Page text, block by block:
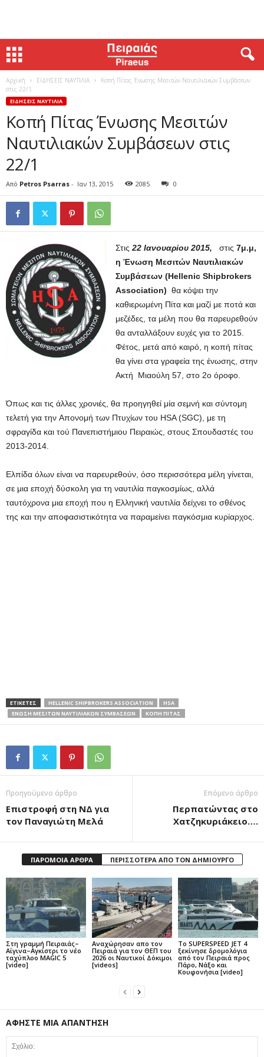
Αρχική ΕΙΔΗΣΕΙΣ ΝΑΥΤΙΛΙΑ
Κοπή Πίτας Ένωσης Μεσιτών Ναυτιλιακών Συμβάσεων
στις 22/1
ΕΙΔΗΣΕΙΣ ΝΑΥΤΙΛΙΑ
Κοπή Πίτας Ένωσης Μεσιτών
Ναυτιλιακών Συμβάσεων στις
22/1
Από Petros Psarras - Ιαν 13, 2015 2085 0
Στις22 Ιανουαρίου 2015, στις7μ.μ,
η Ένωση Μεσιτών Ναυτιλιακών
Συμβάσεων (Hellenic Shipbrokers
Association) θα κόψει την
καθιερωμένη Πίτα και μαζί με ποτά και
μεζέδες, τα μέλη που θα παρευρεθούν
θα ανταλλάξουν ευχές για το 2015.
Φέτος, μετά από καιρό, η κοπή πίτας
θα γίνει στα γραφεία της ένωσης, στην
Ακτή Μιαούλη 57, στο 2ο όροφο.
Όπως και τις άλλες χρονιές, θα προηγηθεί μία σεμνή και σύντομη
τελετή για την Aπονομή των Πτυχίων του HSA (SGC), με τη
σφραγίδα και τού Πανεπιστήμιου Πειραιώς, στους Σπουδαστές του
2013-2014.
Ελπίδα όλων είναι να παρευρεθούν, όσο περισσότερα μέλη γίνεται,
σε μια εποχή δύσκολη για τη ναυτιλία παγκοσμίως, αλλά
ταυτόχρονα μια εποχή που η Ελληνική ναυτιλία δείχνει το σθένος
της και την αποφασιστικότητα να παραμείνει παγκόσμια κυρίαρχος.
ΕΤΙΚΕΤΕΣ HELLENIC SHIPBROKERS ASSOCIATION
HSA
ΈΝΩΣΗ ΜΕΣΙΤΏΝ ΝΑΥΤΙΛΙΑΚΏΝ ΣΥΜΒΆΣΕΩΝ
ΚΟΠΗ ΠΙΤΑΣ
Προηγούμενο άρθρο
Επιστροφή στη ΝΔ για
τον Παναγιώτη Μελά
Επόμενο άρθρο
Περπατώντας στο
Χατζηκυριάκειο….
ΠΑΡΟΜΟΙΑ ΑΡΘΡΑ ΠΕΡΙΣΣΟΤΕΡΑ ΑΠΟ ΤΟΝ ΔΗΜΙΟΥΡΓΟ
Στη γραμμή Πειραιάς–
Αίγινα–Αγκίστρι το νέο
ταχύπλοο MAGIC 5
[video]
Αναχώρησαν απο τον
Πειραιά για τον ΘΕΠ του
2026 οι Ναυτικοί Δόκιμοι
[videos]
Το SUPERSPEED JET 4
ξεκίνησε δρομολόγια
από τον Πειραιά προς
Πάρο, Νάξο και
Κουφονήσια [video]
ΑΦΗΣΤΕ ΜΙΑ ΑΠΑΝΤΗΣΗ